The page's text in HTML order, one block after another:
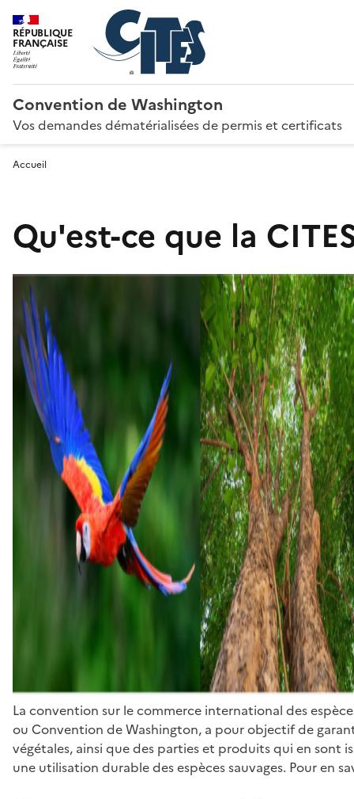
RÉPUBLIQUE
FRANÇAISE
Convention de Washington
Vos demandes dématérialisées de permis et certificats
Accueil
Qu'est-ce que la
La convention sur le commerce international des
ou Convention de Washington, a pour objectif de
végétales, ainsi que des parties et produits qui en sont
une utilisation durable des espèces sauvages. Pour en